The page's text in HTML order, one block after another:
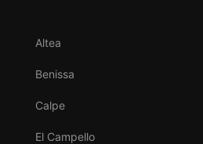
Altea
Benissa
Calpe
El Campello